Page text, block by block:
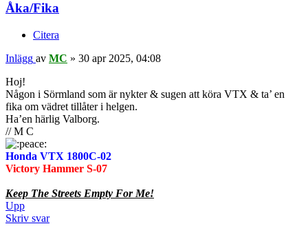
Åka/Fika
Citera
Inlägg av MC » 30 apr 2025, 04:08
Hoj!
Någon i Sörmland som är nykter & sugen att köra VTX & ta’ en
fika om vädret tillåter i helgen.
Ha’en härlig Valborg.
// M C
Honda VTX 1800C-02
Victory Hammer S-07
Keep The Streets Empty For Me!
Upp
Skriv svar